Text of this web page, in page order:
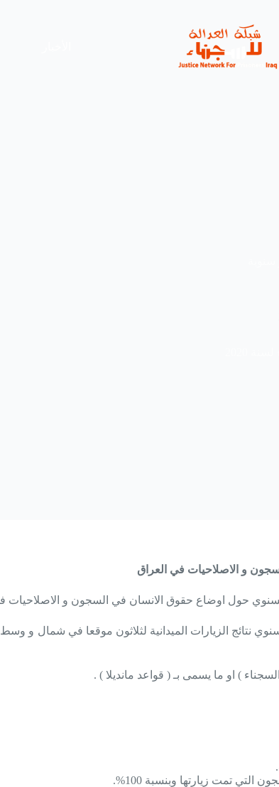
الزيارات الميدانية لثلاثون موقعا في شمال و
) او ما يسمى بـ ( قواعد مانديلا ) .
تمت زيارتها وبنسبة 100%.